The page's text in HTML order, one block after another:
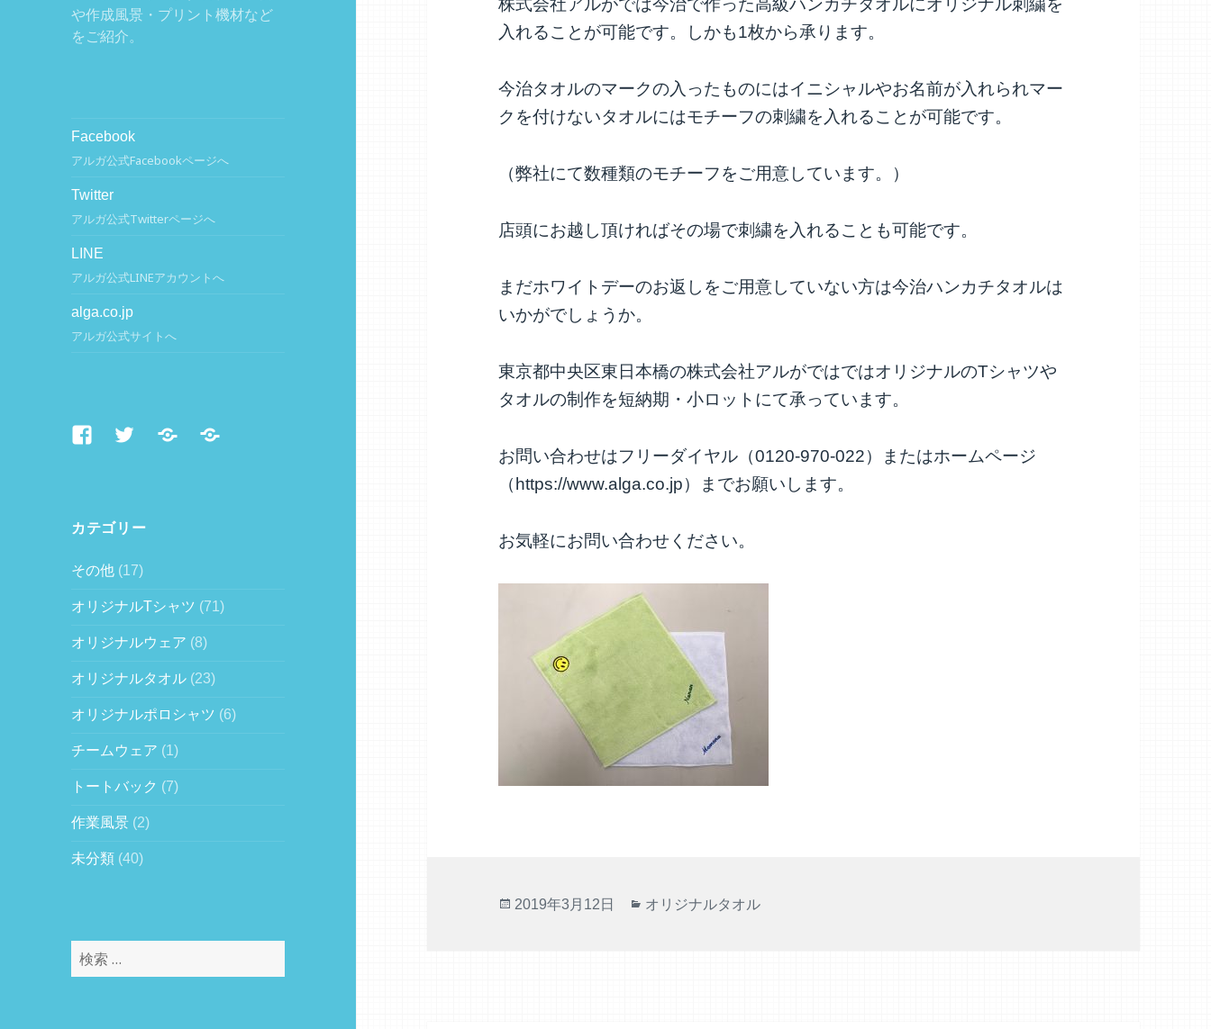
や作成風景・プリント機材など
をご紹介。
Facebook
アルガ公式Facebookページへ
Twitter
アルガ公式Twitterページへ
LINE
アルガ公式LINEアカウントへ
alga.co.jp
アルガ公式サイトへ
FacebookTwitterLINE alga.co.jp
カテゴリー
その他 (17)
オリジナルTシャツ (71)
オリジナルウェア (8)
オリジナルタオル (23)
オリジナルポロシャツ (6)
チームウェア (1)
トートバック (7)
作業風景 (2)
未分類 (40)
検
索
株式会社アルがでは今治で作った高級ハンカチタオルにオリジナル刺繍を
入れることが可能です。しかも1枚から承ります。
今治タオルのマークの入ったものにはイニシャルやお名前が入れられマー
クを付けないタオルにはモチーフの刺繍を入れることが可能です。
（弊社にて数種類のモチーフをご用意しています。）
店頭にお越し頂ければその場で刺繍を入れることも可能です。
まだホワイトデーのお返しをご用意していない方は今治ハンカチタオルは
いかがでしょうか。
東京都中央区東日本橋の株式会社アルがではではオリジナルのTシャツや
タオルの制作を短納期・小ロットにて承っています。
お問い合わせはフリーダイヤル（0120-970-022）またはホームページ
（https://www.alga.co.jp）までお願いします。
お気軽にお問い合わせください。
投
2019年3月12日
カ
オリジナルタオル